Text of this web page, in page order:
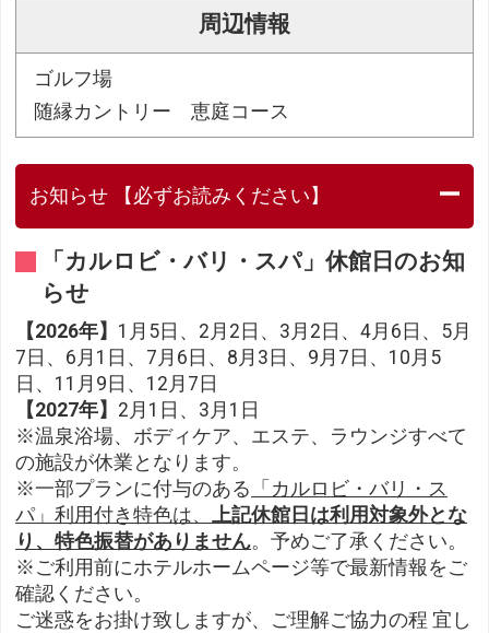
周辺情報
ゴルフ場
随縁カントリー 恵庭コース
お知らせ 【必ずお読みください】
「カルロビ・バリ・スパ」休館日のお知
らせ
【2026年】 1月5日、2月2日、3月2日、4月6日、5月
7日、6月1日、7月6日、8月3日、9月7日、10月5
日、11月9日、12月7日
【2027年】 2月1日、3月1日
※温泉浴場、ボディケア、エステ、ラウンジすべて
の施設が休業となります。
※一部プランに付与のある 「カルロビ・バリ・ス
パ」利用付き特色は、上記休館日は利用対象外とな
り、特色振替がありません。予めご了承ください。
※ご利用前にホテルホームページ等で最新情報をご
確認ください。
ご迷惑をお掛け致しますが、ご理解ご協力の程 宜し